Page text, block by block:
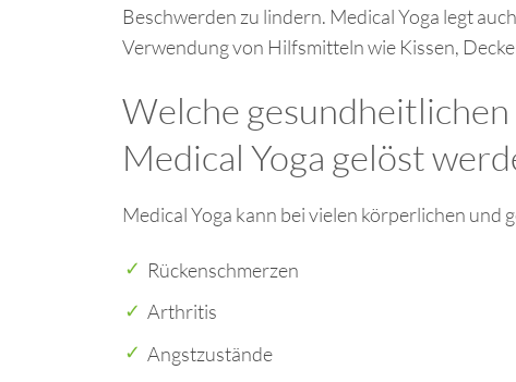
Beschwerden zu lindern. Medical Yoga legt
Verwendung von Hilfsmitteln wie Kissen,
Welche
Medical Yoga gelöst
Medical Yoga kann bei vielen körperlichen und
Rückenschmerzen
Arthritis
Angstzustände